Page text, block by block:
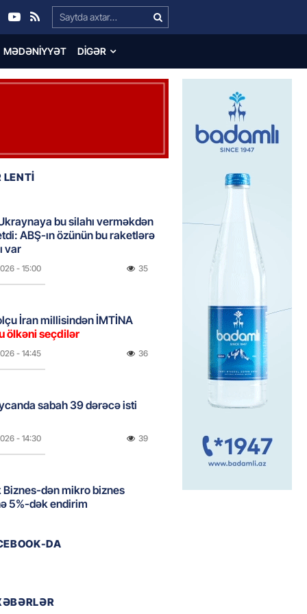
Search…
MƏDƏNIYYƏT DIGƏR
bu silahı verməkdən
ABŞ-ın özünün bu raketlərə
var
- 15:00 35
İran millisindən İMTİNA
ölkəni seçdilər
- 14:45 36
sabah 39 dərəcə isti
- 14:30 39
Biznes-dən mikro biznes
5%-dək endirim
DA